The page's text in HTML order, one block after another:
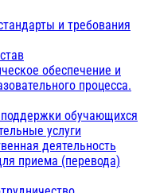
и требования
обеспечение и
процесса.
обучающихся
услуги
деятельность
приема (перевода)